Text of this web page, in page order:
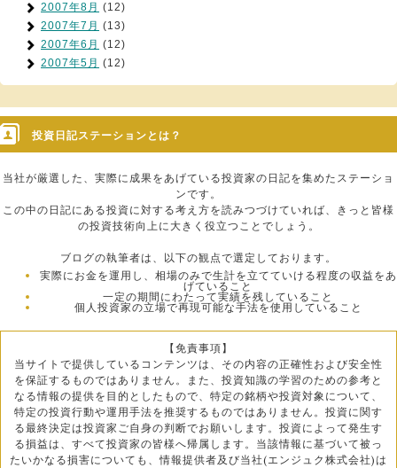
2007年8月 (12)
2007年7月 (13)
2007年6月 (12)
2007年5月 (12)
投資日記ステーションとは？
当社が厳選した、実際に成果をあげている投資家の日記を集めたステーショ
ンです。
この中の日記にある投資に対する考え方を読みつづけていれば、きっと皆様
の投資技術向上に大きく役立つことでしょう。
ブログの執筆者は、以下の観点で選定しております。
実際にお金を運用し、相場のみで生計を立てていける程度の収益をあ
げていること
一定の期間にわたって実績を残していること
個人投資家の立場で再現可能な手法を使用していること
【免責事項】
当サイトで提供しているコンテンツは、その内容の正確性および安全性
を保証するものではありません。また、投資知識の学習のための参考と
なる情報の提供を目的としたもので、特定の銘柄や投資対象について、
特定の投資行動や運用手法を推奨するものではありません。投資に関す
る最終決定は投資家ご自身の判断でお願いします。投資によって発生す
る損益は、すべて投資家の皆様へ帰属します。当該情報に基づいて被っ
たいかなる損害についても、情報提供者及び当社(エンジュク株式会社)は